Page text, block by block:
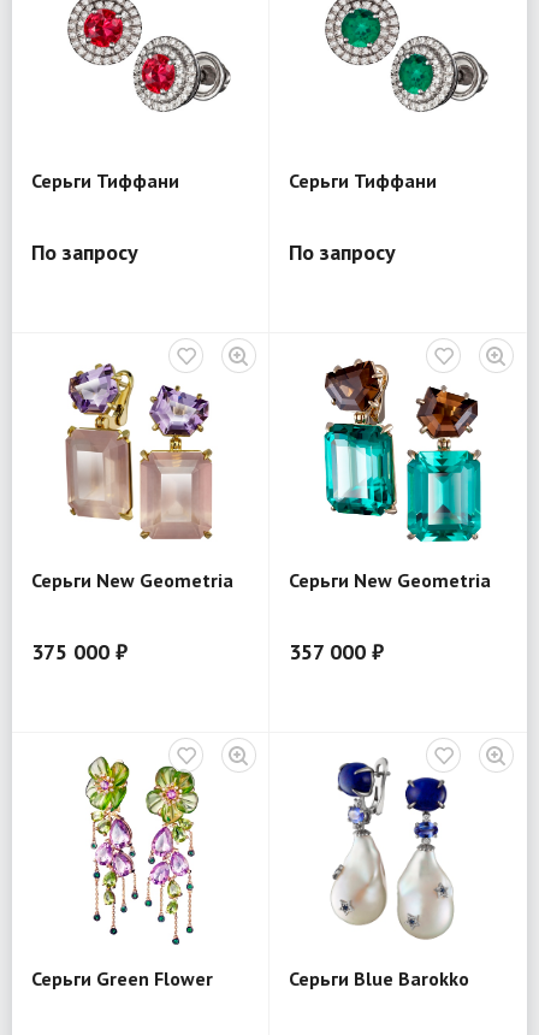
Серьги Тиффани
По запросу
Серьги Тиффани
По запросу
Серьги New Geometria
375 000 ₽
Серьги New Geometria
357 000 ₽
Серьги Green Flower Серьги Blue Barokko